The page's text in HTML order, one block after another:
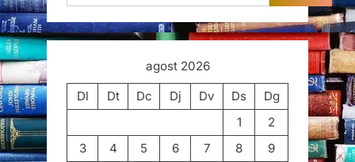
agost 2026
Dl
Dt Dc Dj Dv Ds
Dg
1
2
3
4 5 6 7 8
9